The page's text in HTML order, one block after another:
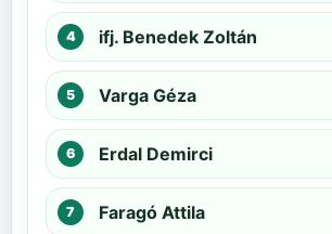
ifj. Benedek Zoltán
Varga Géza
Erdal Demirci
Faragó Attila